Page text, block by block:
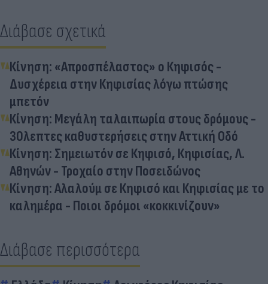
Διάβασε σχετικά
Κίνηση: «Απροσπέλαστος» ο Κηφισός -
Δυσχέρεια στην Κηφισίας λόγω πτώσης
μπετόν
Κίνηση: Μεγάλη ταλαιπωρία στους δρόμους -
30λεπτες καθυστερήσεις στην Αττική Οδό
Κίνηση: Σημειωτόν σε Κηφισό, Κηφισίας, Λ.
Αθηνών - Τροχαίο στην Ποσειδώνος
Κίνηση: Αλαλούμ σε Κηφισό και Κηφισίας με το
καλημέρα - Ποιοι δρόμοι «κοκκινίζουν»
Διάβασε περισσότερα